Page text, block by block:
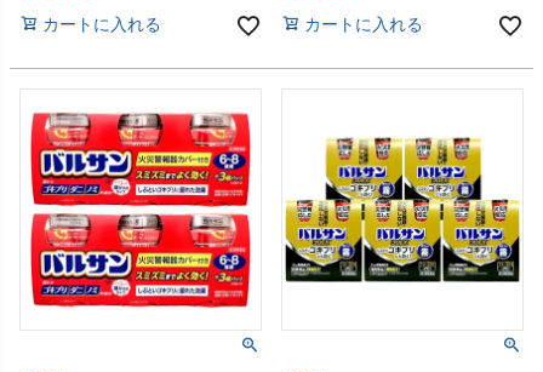
カートに入れる カートに入れる